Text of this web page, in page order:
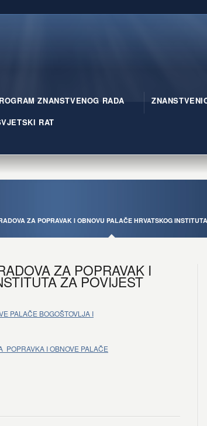
ZNANSTVENOG RADA
RAT
ZA POPRAVAK I OBNOVU PALAČE HRVATSKOG
ZA POPRAVAK I
ZA POVIJEST
PALAČE BOGOŠTOVLJA I
POPRAVKA I OBNOVE PALAČE